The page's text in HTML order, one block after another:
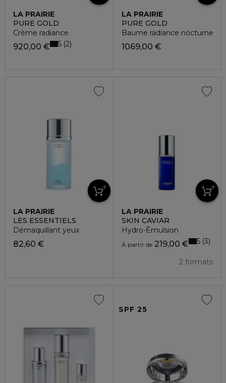
LA PRAIRIE
PURE GOLD
Crème radiance
920,00 € 5 2
LA PRAIRIE
PURE GOLD
Baume radiance nocturne
1069,00 €
LA PRAIRIE
LES ESSENTIELS
Démaquillant yeux
82,60 €
LA PRAIRIE
SKIN CAVIAR
Hydro-Émulsion
À partir de219,00 €
2 formats
5 3
SPF 25